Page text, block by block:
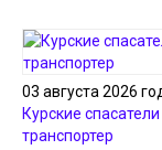
03 августа 2026
Курские
транспортер